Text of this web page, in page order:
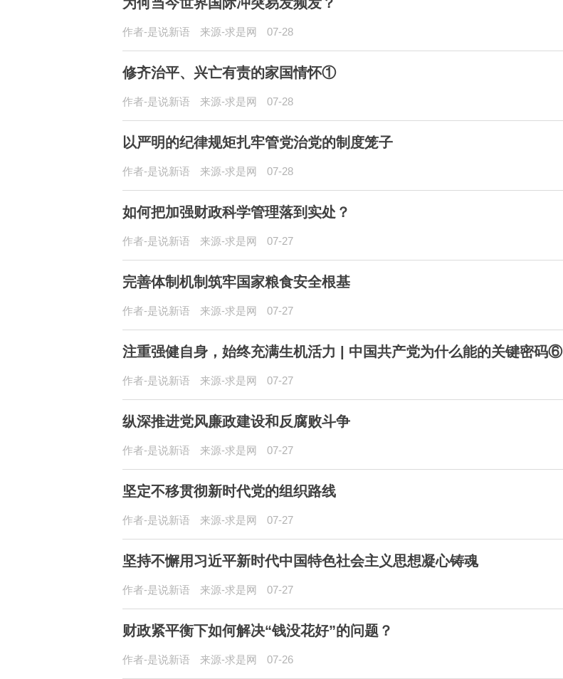
作者-是说新语 来源-求是网 07-28
修齐治平、兴亡有责的家国情怀①
作者-是说新语 来源-求是网 07-28
以严明的纪律规矩扎牢管党治党的制度笼子
作者-是说新语 来源-求是网 07-28
如何把加强财政科学管理落到实处？
作者-是说新语 来源-求是网 07-27
完善体制机制筑牢国家粮食安全根基
作者-是说新语 来源-求是网 07-27
注重强健自身，始终充满生机活力 | 中国共产党为什么能的关键密码⑥
作者-是说新语 来源-求是网 07-27
纵深推进党风廉政建设和反腐败斗争
作者-是说新语 来源-求是网 07-27
坚定不移贯彻新时代党的组织路线
作者-是说新语 来源-求是网 07-27
坚持不懈用习近平新时代中国特色社会主义思想凝心铸魂
作者-是说新语 来源-求是网 07-27
财政紧平衡下如何解决“钱没花好”的问题？
作者-是说新语 来源-求是网 07-26